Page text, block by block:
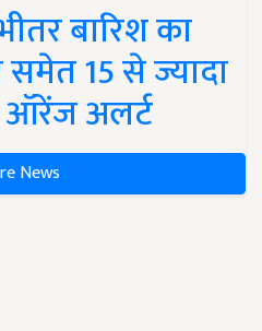
बारिश का
समेत 15 से ज्यादा
ऑरेंज अलर्ट
News